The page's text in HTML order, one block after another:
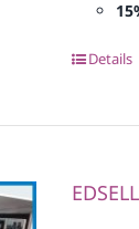
Details
EDSELL